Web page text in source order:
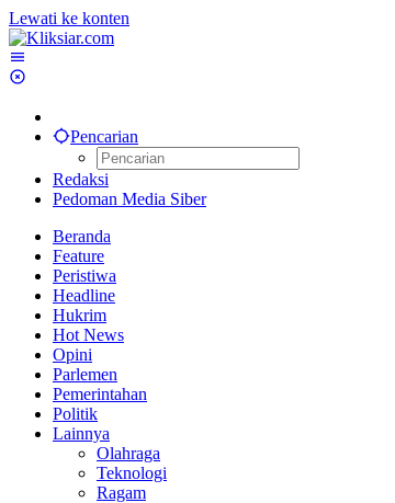
Lewati ke konten
Pencarian
Redaksi
Pedoman Media Siber
Beranda
Feature
Peristiwa
Headline
Hukrim
Hot News
Opini
Parlemen
Pemerintahan
Politik
Lainnya
Olahraga
Teknologi
Ragam